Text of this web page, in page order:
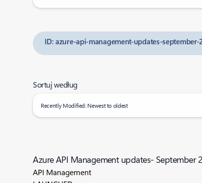
ID: azure-api-management-updates-september-
Sortuj według
Recently Modified: Newest to oldest
Azure API Management updates- September
API Management